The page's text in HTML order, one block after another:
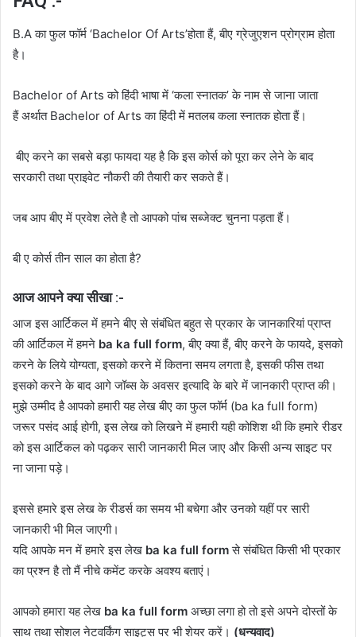
B.A का फुल फॉर्म ‘Bachelor Of Arts’होता हैं, बीए ग्रेजुएशन प्रोग्राम होता
है।
Bachelor of Arts को हिंदी भाषा में ‘कला स्नातक’ के नाम से जाना जाता
हैं अर्थात Bachelor of Arts का हिंदी में मतलब कला स्नातक होता हैं।
बीए करने का सबसे बड़ा फायदा यह है कि इस कोर्स को पूरा कर लेने के बाद
सरकारी तथा प्राइवेट नौकरी की तैयारी कर सकते हैं।
जब आप बीए में प्रवेश लेते है तो आपको पांच सब्जेक्ट चुनना पड़ता हैं।
बी ए कोर्स तीन साल का होता है?
आज आपने क्या सीखा :-
आज इस आर्टिकल में हमने बीए से संबंधित बहुत से प्रकार के जानकारियां प्राप्त
की आर्टिकल में हमने ba ka full form, बीए क्या हैं, बीए करने के फायदे, इसको
करने के लिये योग्यता, इसको करने में कितना समय लगता है, इसकी फीस तथा
इसको करने के बाद आगे जॉब्स के अवसर इत्यादि के बारे में जानकारी प्राप्त की।
मुझे उम्मीद है आपको हमारी यह लेख बीए का फुल फॉर्म (ba ka full form)
जरूर पसंद आई होगी, इस लेख को लिखने में हमारी यही कोशिश थी कि हमारे रीडर
को इस आर्टिकल को पढ़कर सारी जानकारी मिल जाए और किसी अन्य साइट पर
ना जाना पड़े।
इससे हमारे इस लेख के रीडर्स का समय भी बचेगा और उनको यहीं पर सारी
जानकारी भी मिल जाएगी।
यदि आपके मन में हमारे इस लेख ba ka full formसे संबंधित किसी भी प्रकार
का प्रश्न है तो मैं नीचे कमेंट करके अवश्य बताएं।
आपको हमारा यह लेख ba ka full form अच्छा लगा हो तो इसे अपने दोस्तों के
साथ तथा सोशल नेटवर्किंग साइट्स पर भी शेयर करें। (धन्यवाद)